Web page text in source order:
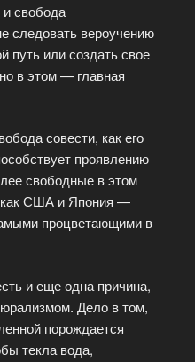
свобода
следовать вероучению
путь или создать свое
в этом — главная
совести, как его
проявлению
свободные в этом
как США и Япония —
процветающими в
и еще одна причина,
Дело в том,
порождается
текла вода,